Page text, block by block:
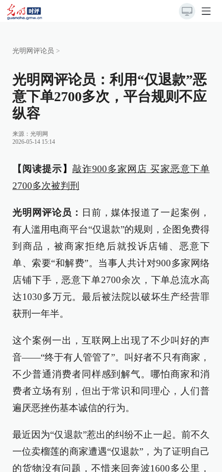
光明网评论员 >
光明网评论员：利用“仅退款”恶
意下单2700多次，平台规则不应
纵容
来源： 光明网
2026-05-14 15:14
【阅读提示 】 敲诈900多家网店 买家恶意下单
2700多次被判刑
光明网评论员： 日前，媒体报道了一起案例，
有人滥用电商平台“仅退款”的规则，企图免费得
到商品，被商家拒绝后就投诉店铺、恶意下
单、索要“和解费”。当事人共计对900多家网络
店铺下手，恶意下单2700余次，下单总流水高
达1030多万元。最后被法院以破坏生产经营罪
获刑一年半。
这个案例一出，互联网上出现了不少叫好的声
音——“终于有人管管了”。叫好者不只有商家，
不少普通消费者同样感到解气。哪怕商家和消
费者立场有别，但出于常识和同理心，人们普
遍厌恶挫伤基本诚信的行为。
最近因为“仅退款”惹出的纠纷不止一起。前不久
一位卖榴莲的商家遭遇“仅退款”，为了证明自己
的货物没有问题，不惜来回奔波1600多公里，